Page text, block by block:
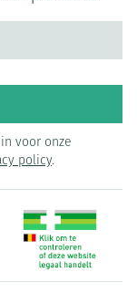
voor onze
policy.